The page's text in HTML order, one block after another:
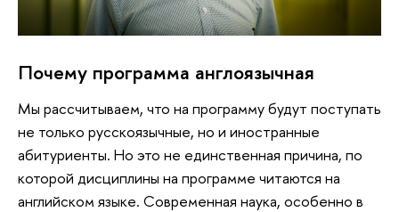
Почему программа англоязычная
Мы рассчитываем, что на программу будут поступать
не только русскоязычные, но и иностранные
абитуриенты. Но это не единственная причина, по
которой дисциплины на программе читаются на
английском языке. Современная наука, особенно в